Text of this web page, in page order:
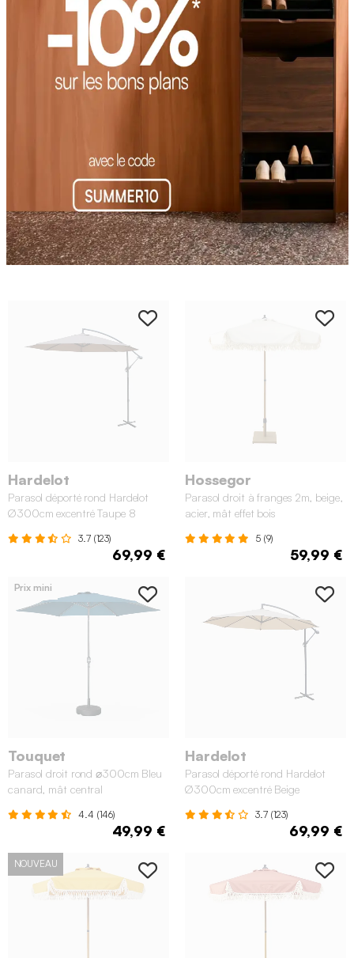
Hardelot
Parasol déporté rond Hardelot
Ø300cm excentré Taupe 8
3.7 (123)
69,99 €
Hossegor
Parasol droit à franges 2m, beige,
acier, mât effet bois
5 (9)
59,99 €
Prix mini
Touquet
Parasol droit rond ⌀300cm Bleu
canard, mât central
4.4 (146)
49,99 €
Hardelot
Parasol déporté rond Hardelot
Ø300cm excentré Beige
3.7 (123)
69,99 €
NOUVEAU